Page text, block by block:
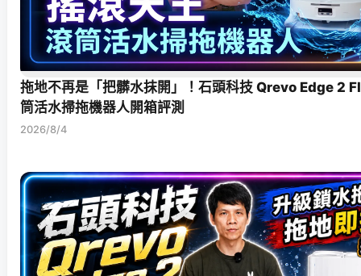
拖地不再是「把髒水抹開」！石頭科技 Qrevo Edge 2
筒活水掃拖機器人開箱評測
2026/8/4